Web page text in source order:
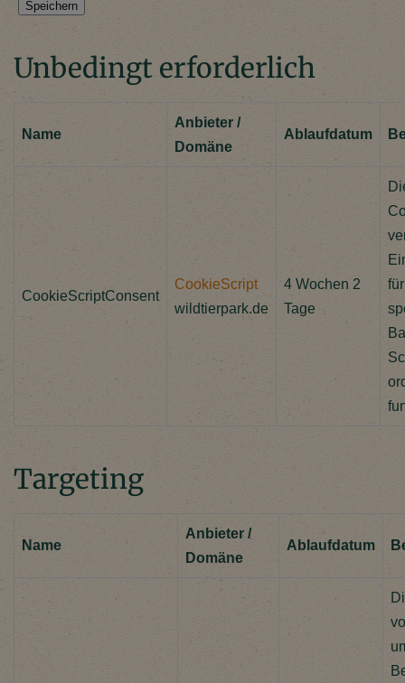
Speichern
Unbedingt erforderlich
Name
Anbieter /
Domäne
Ablaufdatum
CookieScriptConsent
CookieScript
wildtierpark.de
4 Wochen 2
Tage
Targeting
Name
Anbieter /
Domäne
Ablaufdatum